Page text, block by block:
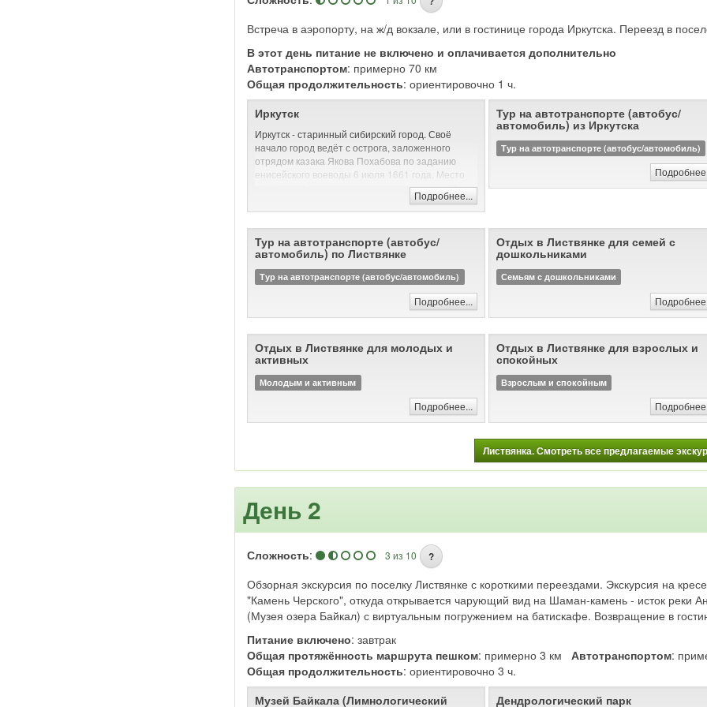
Встреча в аэропорту, на ж/д вокзале, или в гостинице города Иркутска. Переезд в
В этот день питание не включено и оплачивается дополнительно
Автотранспортом: примерно 70 км
Общая продолжительность: ориентировочно 1 ч.
Иркутск
Иркутск - старинный сибирский город. Своё
начало город ведёт с острога, заложенного
отрядом казака Якова Похабова по заданию
енисейского воеводы 6 июля 1661 года. Место
на берегу Ангары при впадении в неё реки Иркут
оказалось пригодным для земледелия и
скотоводства, водный путь обеспечивал
сообщение с Енисеем и Байкалом.
В день закладки острога Похабов докладывал:
«Тут место самое лучшее, угожее для пашен, и
скотинный выпуск, и сенные покосы, и рыбные
ловли — все близко; а опроче того места острогу
ставить негде: места степные и неугожие».
купеческим городом, долгое время
процветавшим на российско-китайской торговле,
а позднее на золотопромышленности; местом
политической ссылки. С 1803 года являлся
центром Сибирского, с 1822 по 1884 год —
Восточно-Сибирского генерал-губернаторства. В
пожаре 1879 года был сильно разрушен.
Подробнее...
Тур на автотранспорте (автобус/
автомобиль) из Иркутска
Тур на автотранспорте (автобус/автомобиль)
Тур на автотранспорте (автобус/
автомобиль) по Листвянке
Тур на автотранспорте (автобус/автомобиль)
Подробнее...
Отдых в Листвянке для семей с
дошкольниками
Семьям с дошкольниками
Отдых в Листвянке для молодых и
активных
Молодым и активным
Подробнее...
Отдых в Листвянке для взрослых и
спокойных
Взрослым и спокойным
Листвянка. Смотреть все предлагаемые
День 2
Сложность: 3 из 10 ?
Обзорная экскурсия по поселку Листвянке с короткими переездами. Экскурсия на
"Камень Черского", откуда открывается чарующий вид на Шаман-камень - исток реки
(Музея озера Байкал) с виртуальным погружением на батискафе. Возвращение в
Питание включено: завтрак
Общая протяжённость маршрута пешком: примерно 3 км Автотранспортом:
Общая продолжительность: ориентировочно 3 ч.
Музей Байкала (Лимнологический
Дендрологический парк